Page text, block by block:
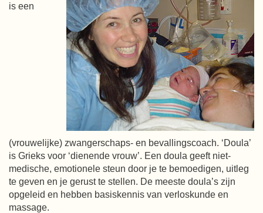
is een
(vrouwelijke) zwangerschaps- en bevallingscoach. ‘Doula’
is Grieks voor ‘dienende vrouw’. Een doula geeft niet-
medische, emotionele steun door je te bemoedigen, uitleg
te geven en je gerust te stellen. De meeste doula’s zijn
opgeleid en hebben basiskennis van verloskunde en
massage.